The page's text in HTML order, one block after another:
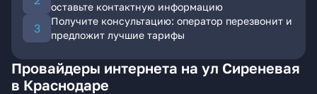
оставьте контактную информацию
Получите консультацию: оператор перезвонит и
предложит лучшие тарифы
Провайдеры интернета на ул Сиреневая
в Краснодаре